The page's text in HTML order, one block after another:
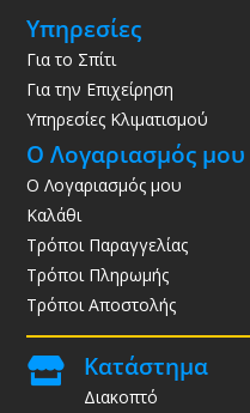
Υπηρεσίες
Για το Σπίτι
Για την Επιχείρηση
Υπηρεσίες Κλιματισμού
Ο Λογαριασμός μου
Ο Λογαριασμός μου
Καλάθι
Τρόποι Παραγγελίας
Τρόποι Πληρωμής
Τρόποι Αποστολής
 Κατάστημα
Διακοπτό